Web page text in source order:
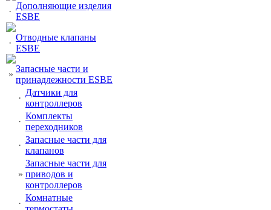
·
Дополняющие изделия
ESBE
·
Отводные клапаны
ESBE
»
Запасные части и
принадлежности ESBE
·
Датчики для
контроллеров
·
Комплекты
переходников
·
Запасные части для
клапанов
»
Запасные части для
приводов и
контроллеров
·
Комнатные